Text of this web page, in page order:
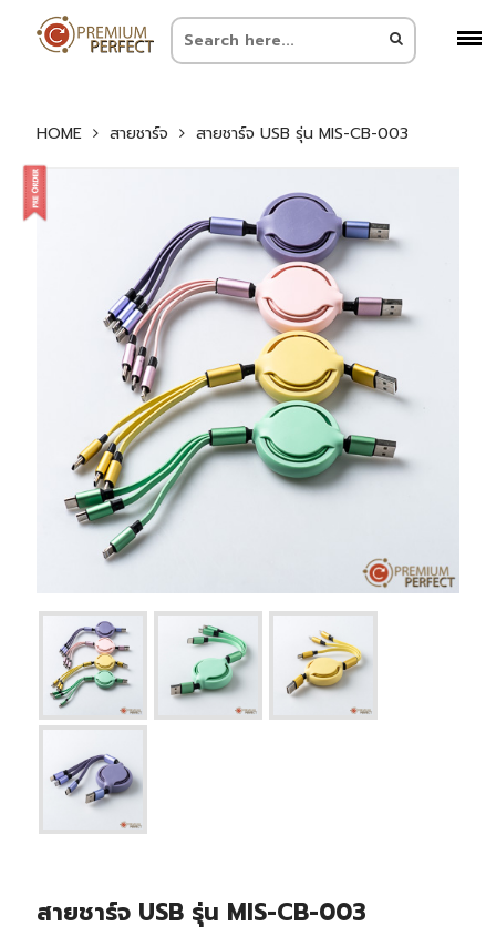
HOME สายชาร์จ สายชาร์จ USB รุ่น MIS-CB-003
สายชาร์จ USB รุ่น MIS-CB-003